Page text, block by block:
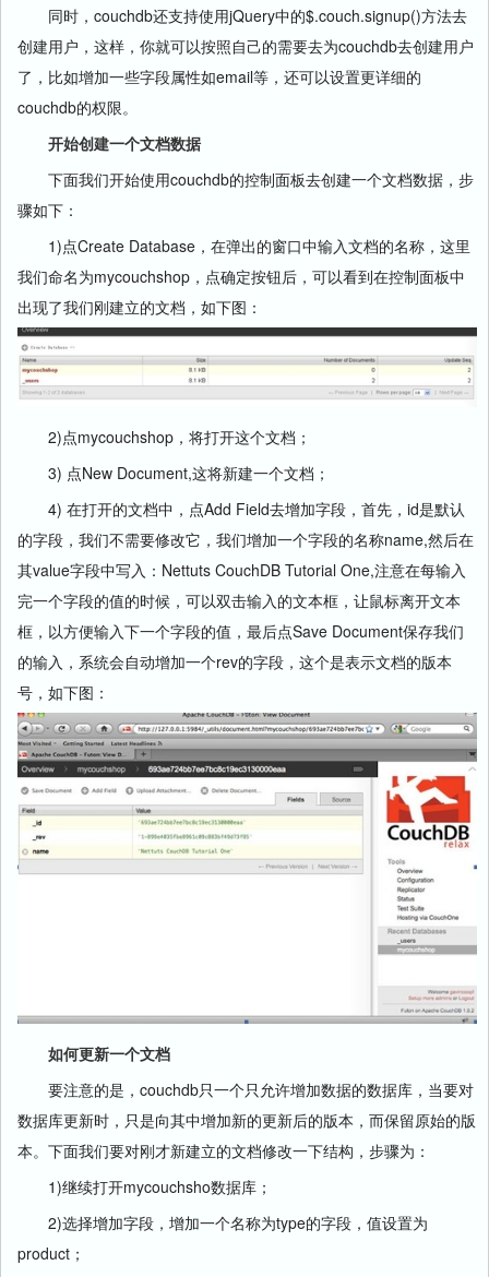
同时，couchdb还支持使用jQuery中的$.couch.signup()方法去
创建用户，这样，你就可以按照自己的需要去为couchdb去创建用户
了，比如增加一些字段属性如email等，还可以设置更详细的
couchdb的权限。
开始创建一个文档数据
下面我们开始使用couchdb的控制面板去创建一个文档数据，步
骤如下：
1)点Create Database，在弹出的窗口中输入文档的名称，这里
我们命名为mycouchshop，点确定按钮后，可以看到在控制面板中
出现了我们刚建立的文档，如下图：
2)点mycouchshop，将打开这个文档；
3) 点New Document,这将新建一个文档；
4) 在打开的文档中，点Add Field去增加字段，首先，id是默认
的字段，我们不需要修改它，我们增加一个字段的名称name,然后在
其value字段中写入：Nettuts CouchDB Tutorial One,注意在每输入
完一个字段的值的时候，可以双击输入的文本框，让鼠标离开文本
框，以方便输入下一个字段的值，最后点Save Document保存我们
的输入，系统会自动增加一个rev的字段，这个是表示文档的版本
号，如下图：
如何更新一个文档
要注意的是，couchdb只一个只允许增加数据的数据库，当要对
数据库更新时，只是向其中增加新的更新后的版本，而保留原始的版
本。下面我们要对刚才新建立的文档修改一下结构，步骤为：
1)继续打开mycouchsho数据库；
2)选择增加字段，增加一个名称为type的字段，值设置为
product；